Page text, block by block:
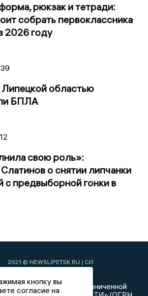
рюкзак и тетради:
собрать первоклассника
2026 году
областью
БПЛА
свою роль»:
о снятии липчанки
с предвыборной гонки в
2021 © NEWSLIPETSK.RU | СИ
Общество с ограниченной
кнопку вы
согласие на